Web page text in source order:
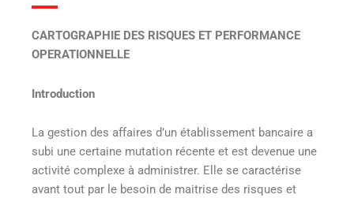
CARTOGRAPHIE DES RISQUES ET PERFORMANCE
OPERATIONNELLE
Introduction
La gestion des affaires d’un établissement bancaire a
subi une certaine mutation récente et est devenue une
activité complexe à administrer. Elle se caractérise
avant tout par le besoin de maitrise des risques et